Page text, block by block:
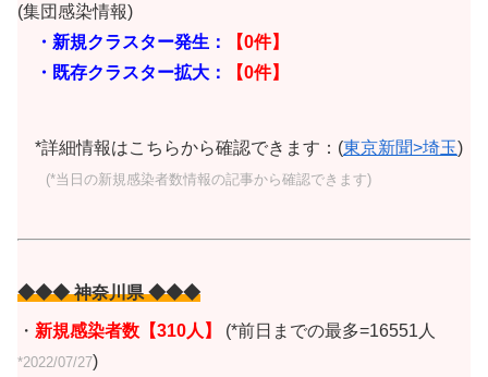
(集団感染情報)
・新規クラスター発生：
【0件】
・既存クラスター拡大：
【0件】
*詳細情報はこちらから確認できます：(東京新聞>埼玉)
(*当日の新規感染者数情報の記事から確認できます)
◆◆◆ 神奈川県 ◆◆◆
・ 新規感染者数 【310人 】 (*前日までの最多=16551人
*2022/07/27)